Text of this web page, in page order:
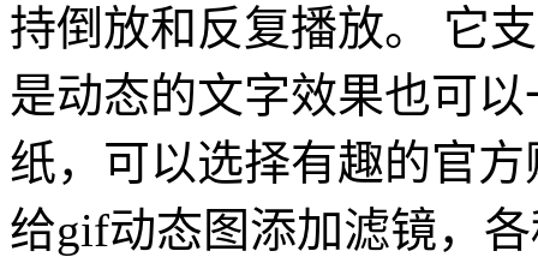
持倒放和反复播放。 它
是动态的文字效果也可
纸，可以选择有趣的官
给gif动态图添加滤镜，